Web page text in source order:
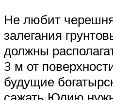
Не любит
залегания
должны
3 м от
будущие